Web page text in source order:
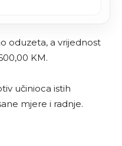
oduzeta, a vrijednost
KM.
učinioca istih
mjere i radnje.